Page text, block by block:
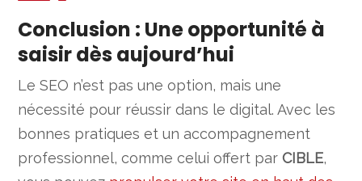
Conclusion : Une opportunité à
saisir dès aujourd’hui
Le SEO n’est pas une option, mais une
nécessité pour réussir dans le digital. Avec les
bonnes pratiques et un accompagnement
professionnel, comme celui offert parCIBLE,